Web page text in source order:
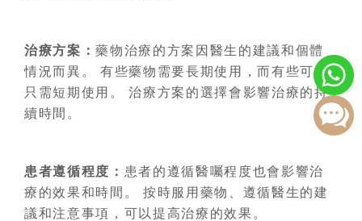
治療方案：藥物治療的方案因醫生的建議和個體
情況而異。 有些藥物需要長期使用，而有些可能
只需短期使用。 治療方案的選擇會影響治療的持
續時間。
患者遵循程度： 患者的遵循醫囑程度也會影響治
療的效果和時間。 按時服用藥物、遵循醫生的建
議和注意事項，可以提高治療的效果。